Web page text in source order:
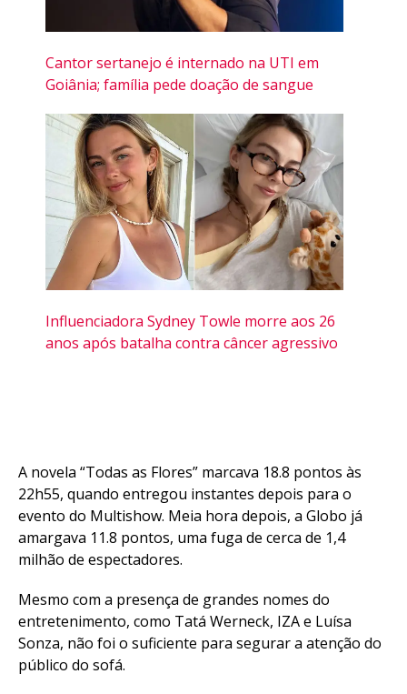
Cantor sertanejo é internado na UTI em
Goiânia; família pede doação de sangue
Influenciadora Sydney Towle morre aos 26
anos após batalha contra câncer agressivo
A novela “Todas as Flores” marcava 18.8 pontos às
22h55, quando entregou instantes depois para o
evento do Multishow. Meia hora depois, a Globo já
amargava 11.8 pontos, uma fuga de cerca de 1,4
milhão de espectadores.
Mesmo com a presença de grandes nomes do
entretenimento, como Tatá Werneck, IZA e Luísa
Sonza, não foi o suficiente para segurar a atenção do
público do sofá.